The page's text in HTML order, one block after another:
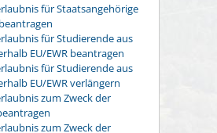
für Staatsangehörige
für Studierende aus
EU/EWR beantragen
für Studierende aus
EU/EWR verlängern
zum Zweck der
zum Zweck der